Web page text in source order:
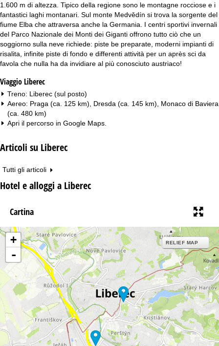
1.600 m di altezza. Tipico della regione sono le montagne rocciose e i
fantastici laghi montanari. Sul monte Medvědín si trova la sorgente del
fiume Elba che attraversa anche la Germania. I centri sportivi invernali
del Parco Nazionale dei Monti dei Giganti offrono tutto ciò che un
soggiorno sulla neve richiede: piste be preparate, moderni impianti di
risalita, infinite piste di fondo e differenti attività per un après sci da
favola che nulla ha da invidiare al più conosciuto austriaco!
Viaggio Liberec
Treno: Liberec (sul posto)
Aereo: Praga (ca. 125 km), Dresda (ca. 145 km), Monaco di Baviera
(ca. 480 km)
Apri il percorso in Google Maps
Articoli su Liberec
Tutti gli articoli
Hotel e alloggi a Liberec
Cartina
+
-
RELIEF MAP